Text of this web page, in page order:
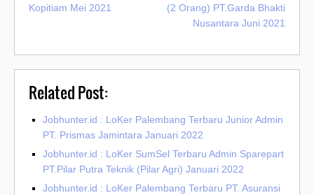
Kopitiam Mei 2021
(2 Orang) PT.Garda Bhakti
Nusantara Juni 2021
Related Post:
Jobhunter.id : LoKer Palembang Terbaru Junior Admin
PT. Prismas Jamintara Januari 2022
Jobhunter.id : LoKer SumSel Terbaru Admin Sparepart
PT.Pilar Putra Teknik (Pilar Agri) Januari 2022
Jobhunter.id : LoKer Palembang Terbaru PT. Asuransi